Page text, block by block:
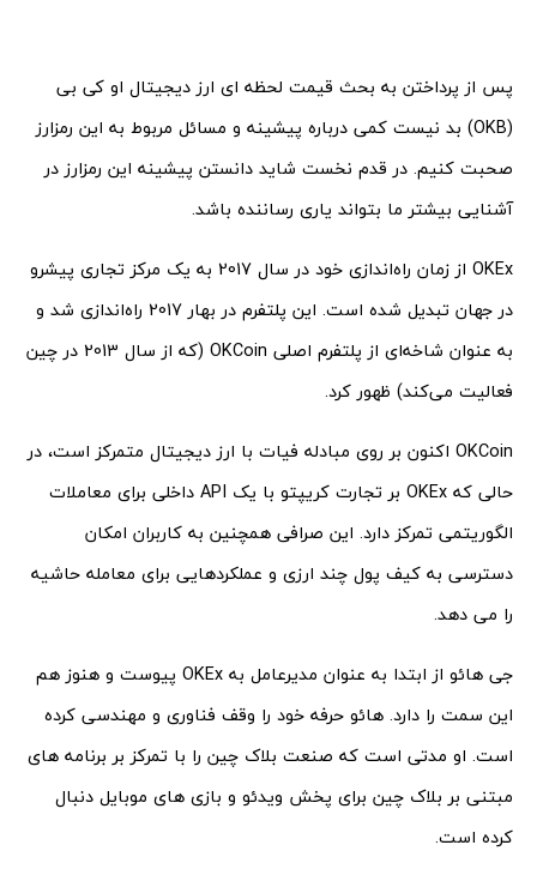
پس از پرداختن به بحث قیمت لحظه ‌ای ارز دیجیتال او کی بی
(OKB) بد نیست کمی درباره پیشینه و مسائل مربوط به این رمزارز
صحبت کنیم. در قدم نخست شاید دانستن پیشینه این رمزارز در
آشنایی بیشتر ما بتواند یاری رساننده باشد.
OKEx از زمان راه‌اندازی خود در سال 2017 به یک مرکز تجاری پیشرو
در جهان تبدیل شده است. این پلتفرم در بهار 2017 راه‌اندازی شد و
به عنوان شاخه‌ای از پلتفرم اصلی OKCoin (که از سال 2013 در چین
فعالیت می‌کند) ظهور کرد.
OKCoin اکنون بر روی مبادله فیات با ارز دیجیتال متمرکز است، در
حالی که OKEx بر تجارت کریپتو با یک API داخلی برای معاملات
الگوریتمی تمرکز دارد. این صرافی همچنین به کاربران امکان
دسترسی به کیف پول چند ارزی و عملکردهایی برای معامله حاشیه
را می دهد.
جی هائو از ابتدا به عنوان مدیرعامل به OKEx پیوست و هنوز هم
این سمت را دارد. هائو حرفه خود را وقف فناوری و مهندسی کرده
است. او مدتی است که صنعت بلاک چین را با تمرکز بر برنامه های
مبتنی بر بلاک چین برای پخش ویدئو و بازی های موبایل دنبال
کرده است.